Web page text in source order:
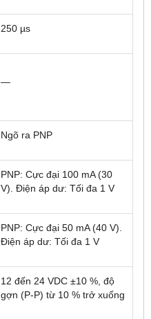
250 µs
―
Ngõ ra PNP
PNP: Cực đại 100 mA (30
V). Điện áp dư: Tối đa 1 V
PNP: Cực đại 50 mA (40 V).
Điện áp dư: Tối đa 1 V
12 đến 24 VDC ±10 %, độ
gợn (P-P) từ 10 % trở xuống